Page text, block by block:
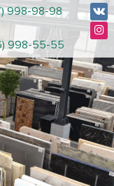
998-98-98
998-55-55